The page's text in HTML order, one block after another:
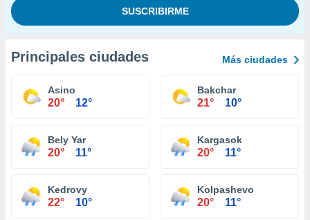
Principales ciudades Más ciudades
Asino
20° 12°
Bakchar
21° 10°
Bely Yar
20° 11°
Kargasok
20° 11°
Kedrovy
22° 10°
Kolpashevo
20° 11°